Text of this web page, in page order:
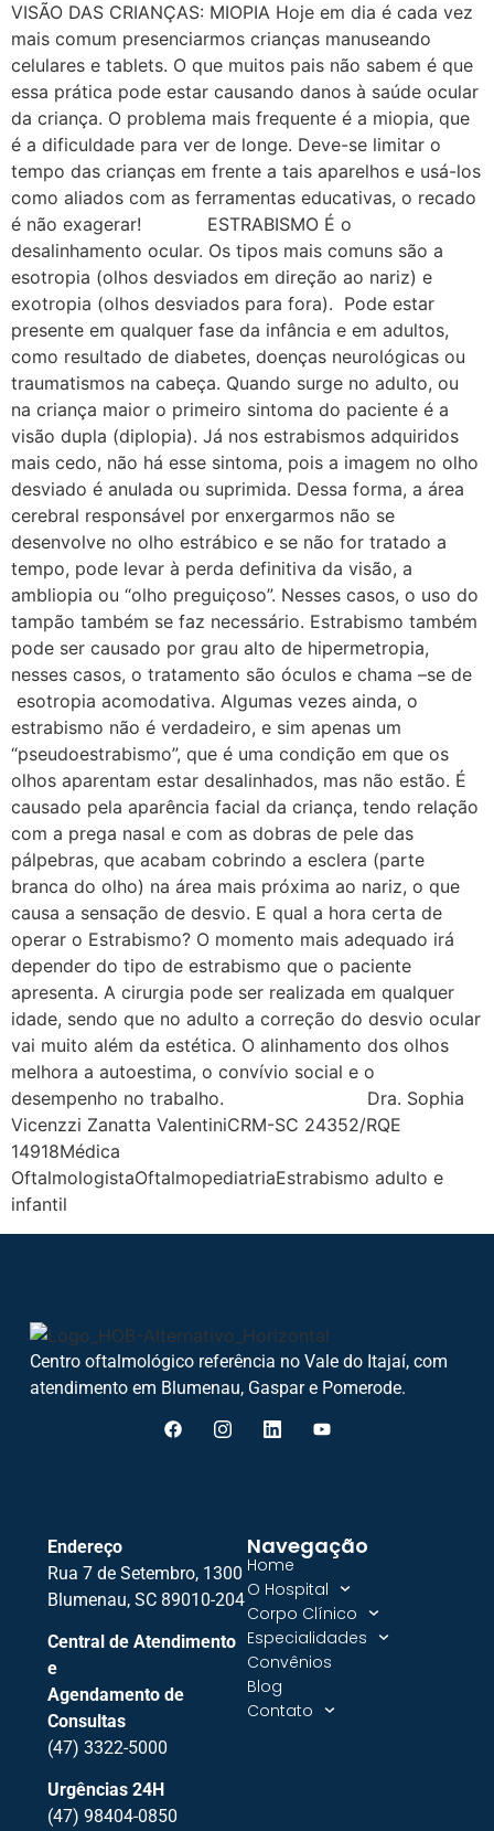
VISÃO DAS CRIANÇAS: MIOPIA Hoje em dia é cada vez
mais comum presenciarmos crianças manuseando
celulares e tablets. O que muitos pais não sabem é que
essa prática pode estar causando danos à saúde ocular
da criança. O problema mais frequente é a miopia, que
é a dificuldade para ver de longe. Deve-se limitar o
tempo das crianças em frente a tais aparelhos e usá-los
como aliados com as ferramentas educativas, o recado
é não exagerar! ESTRABISMO É o
desalinhamento ocular. Os tipos mais comuns são a
esotropia (olhos desviados em direção ao nariz) e
exotropia (olhos desviados para fora). Pode estar
presente em qualquer fase da infância e em adultos,
como resultado de diabetes, doenças neurológicas ou
traumatismos na cabeça. Quando surge no adulto, ou
na criança maior o primeiro sintoma do paciente é a
visão dupla (diplopia). Já nos estrabismos adquiridos
mais cedo, não há esse sintoma, pois a imagem no olho
desviado é anulada ou suprimida. Dessa forma, a área
cerebral responsável por enxergarmos não se
desenvolve no olho estrábico e se não for tratado a
tempo, pode levar à perda definitiva da visão, a
ambliopia ou “olho preguiçoso”. Nesses casos, o uso do
tampão também se faz necessário. Estrabismo também
pode ser causado por grau alto de hipermetropia,
nesses casos, o tratamento são óculos e chama –se de
esotropia acomodativa. Algumas vezes ainda, o
estrabismo não é verdadeiro, e sim apenas um
“pseudoestrabismo”, que é uma condição em que os
olhos aparentam estar desalinhados, mas não estão. É
causado pela aparência facial da criança, tendo relação
com a prega nasal e com as dobras de pele das
pálpebras, que acabam cobrindo a esclera (parte
branca do olho) na área mais próxima ao nariz, o que
causa a sensação de desvio. E qual a hora certa de
operar o Estrabismo? O momento mais adequado irá
depender do tipo de estrabismo que o paciente
apresenta. A cirurgia pode ser realizada em qualquer
idade, sendo que no adulto a correção do desvio ocular
vai muito além da estética. O alinhamento dos olhos
melhora a autoestima, o convívio social e o
desempenho no trabalho. Dra. Sophia
Vicenzzi Zanatta ValentiniCRM-SC 24352/RQE
14918Médica
OftalmologistaOftalmopediatriaEstrabismo adulto e
infantil
Centro oftalmológico referência no Vale do Itajaí, com
atendimento em Blumenau, Gaspar e Pomerode.
Endereço
Rua 7 de Setembro, 1300
Blumenau, SC 89010-204
Central de Atendimento
e
Agendamento de
Consultas
(47) 3322-5000
Urgências 24H
(47) 98404-0850
Navegação
Home
O Hospital
Corpo Clínico
Especialidades
Convênios
Blog
Contato